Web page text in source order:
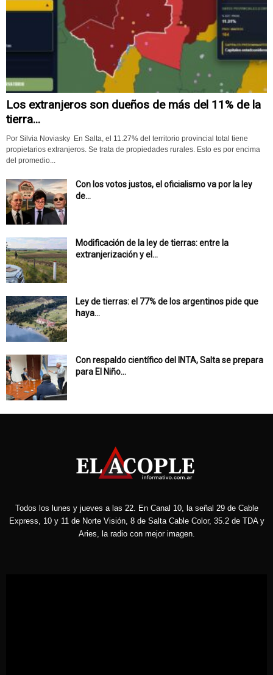
Los extranjeros son dueños de más del 11% de la
tierra...
Por Silvia Noviasky En Salta, el 11.27% del territorio provincial total tiene
propietarios extranjeros. Se trata de propiedades rurales. Esto es por encima
del promedio...
Con los votos justos, el oficialismo va por la ley
de...
Modificación de la ley de tierras: entre la
extranjerización y el...
Ley de tierras: el 77% de los argentinos pide que
haya...
Con respaldo científico del INTA, Salta se prepara
para El Niño...
Todos los lunes y jueves a las 22. En Canal 10, la señal 29 de Cable
Express, 10 y 11 de Norte Visión, 8 de Salta Cable Color, 35.2 de TDA y
Aries, la radio con mejor imagen.